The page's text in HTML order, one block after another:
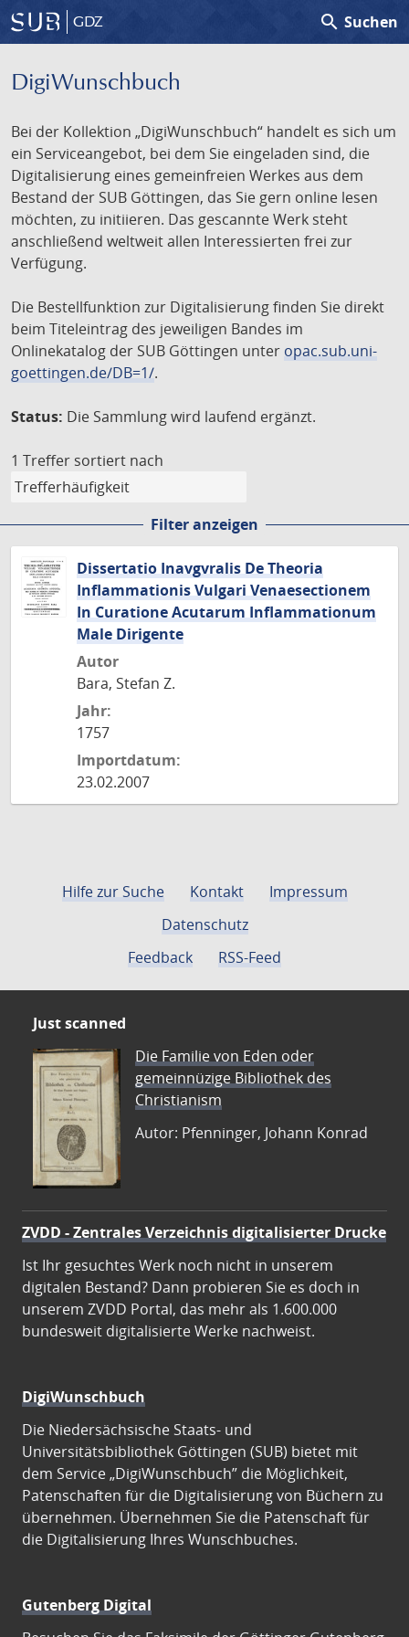
GDZ search Suchen
DigiWunschbuch
Bei der Kollektion „DigiWunschbuch“ handelt es sich um
ein Serviceangebot, bei dem Sie eingeladen sind, die
Digitalisierung eines gemeinfreien Werkes aus dem
Bestand der SUB Göttingen, das Sie gern online lesen
möchten, zu initiieren. Das gescannte Werk steht
anschließend weltweit allen Interessierten frei zur
Verfügung.
Die Bestellfunktion zur Digitalisierung finden Sie direkt
beim Titeleintrag des jeweiligen Bandes im
Onlinekatalog der SUB Göttingen unter opac.sub.uni-
goettingen.de/DB=1/.
Status: Die Sammlung wird laufend ergänzt.
1 Treffer sortiert nach
Filter anzeigen
Dissertatio Inavgvralis De Theoria
Inflammationis Vulgari Venaesectionem
In Curatione Acutarum Inflammationum
Male Dirigente
Autor
Bara, Stefan Z.
Jahr:
1757
Importdatum:
23.02.2007
Hilfe zur Suche Kontakt
Impressum
Datenschutz
Feedback
RSS-Feed
Just scanned
Die Familie von Eden oder
gemeinnüzige Bibliothek des
Christianism
Autor: Pfenninger, Johann Konrad
ZVDD - Zentrales Verzeichnis digitalisierter Drucke
Ist Ihr gesuchtes Werk noch nicht in unserem
digitalen Bestand? Dann probieren Sie es doch in
unserem ZVDD Portal, das mehr als 1.600.000
bundesweit digitalisierte Werke nachweist.
DigiWunschbuch
Die Niedersächsische Staats- und
Universitätsbibliothek Göttingen (SUB) bietet mit
dem Service „DigiWunschbuch” die Möglichkeit,
Patenschaften für die Digitalisierung von Büchern zu
übernehmen. Übernehmen Sie die Patenschaft für
die Digitalisierung Ihres Wunschbuches.
Gutenberg Digital